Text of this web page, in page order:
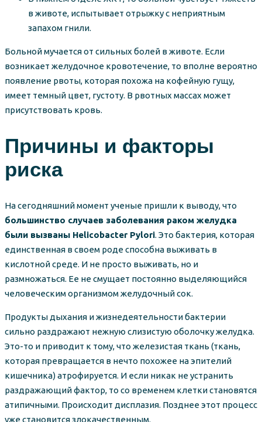
в животе, испытывает отрыжку с неприятным
запахом гнили.
Больной мучается от сильных болей в животе. Если
возникает желудочное кровотечение, то вполне вероятно
появление рвоты, которая похожа на кофейную гущу,
имеет темный цвет, густоту. В рвотных массах может
присутствовать кровь.
Причины и факторы
риска
На сегодняшний момент ученые пришли к выводу, что
большинство случаев заболевания раком желудка
были вызваны Helicobacter Pylori. Это бактерия, которая
единственная в своем роде способна выживать в
кислотной среде. И не просто выживать, но и
размножаться. Ее не смущает постоянно выделяющийся
человеческим организмом желудочный сок.
Продукты дыхания и жизнедеятельности бактерии
сильно раздражают нежную слизистую оболочку желудка.
Это-то и приводит к тому, что железистая ткань (ткань,
которая превращается в нечто похожее на эпителий
кишечника) атрофируется. И если никак не устранить
раздражающий фактор, то со временем клетки становятся
атипичными. Происходит дисплазия. Позднее этот процесс
уже становится злокачественным.